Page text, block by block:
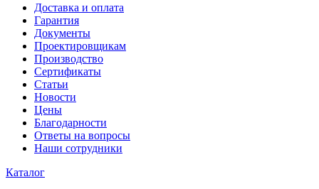
Доставка и оплата
Гарантия
Документы
Проектировщикам
Производство
Сертификаты
Статьи
Новости
Цены
Благодарности
Ответы на вопросы
Наши сотрудники
Каталог